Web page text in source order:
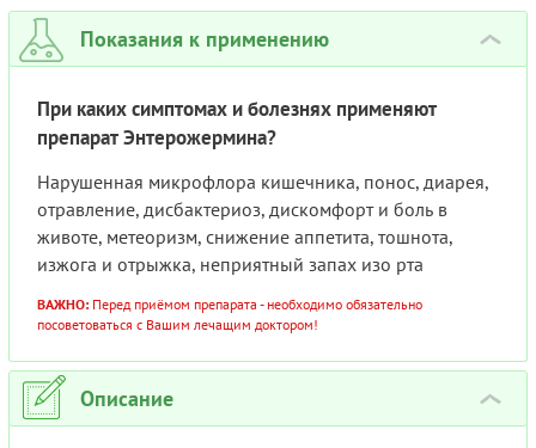
Показания к применению ›
При каких симптомах и болезнях применяют
препарат Энтерожермина?
Нарушенная микрофлора кишечника, понос, диарея,
отравление, дисбактериоз, дискомфорт и боль в
животе, метеоризм, снижение аппетита, тошнота,
изжога и отрыжка, неприятный запах изо рта
ВАЖНО: Перед приёмом препарата - необходимо обязательно
посоветоваться с Вашим лечащим доктором!
Описание ›